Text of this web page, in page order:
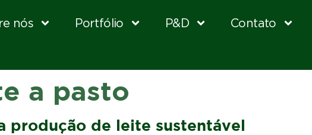
nós Portfólio P&D Contato
a pasto
produção de leite sustentável